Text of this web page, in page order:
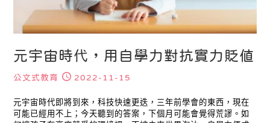
元宇宙時代，用自學力對抗實力貶值
公文式教育 2022-11-15
元宇宙時代即將到來，科技快速更迭，三年前學會的東西，現在
可能已經用不上；今天聽到的答案，下個月可能會覺得荒謬。如